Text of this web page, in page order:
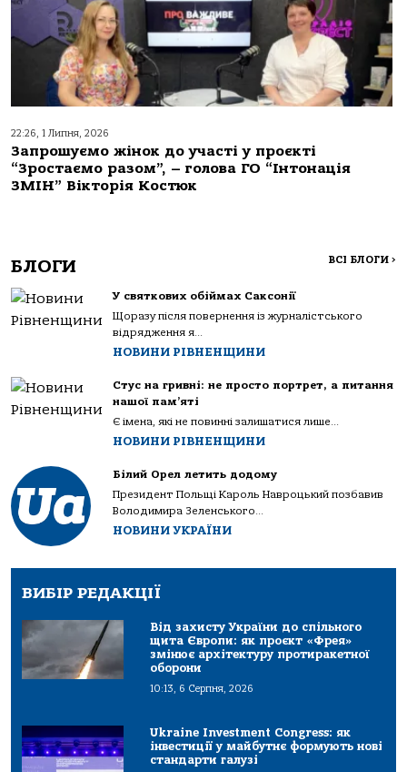
22:26, 1 Липня, 2026
Запрошуємо жінок до участі у проєкті
“Зростаємо разом”, – голова ГО “Інтонація
ЗМІН” Вікторія Костюк
БЛОГИ ВСІ БЛОГИ >
У святкових обіймах Саксонії
Щоразу після повернення із журналістського
відрядження я...
НОВИНИ РІВНЕНЩИНИ
Стус на гривні: не просто портрет, а питання
нашої пам’яті
Є імена, які не повинні залишатися лише...
НОВИНИ РІВНЕНЩИНИ
Білий Орел летить додому
Президент Польщі Кароль Навроцький позбавив
Володимира Зеленського...
НОВИНИ УКРАЇНИ
ВИБІР РЕДАКЦІЇ
Від захисту України до спільного
щита Європи: як проєкт «Фрея»
змінює архітектуру протиракетної
оборони
10:13, 6 Серпня, 2026
Ukraine Investment Congress: як
інвестиції у майбутнє формують нові
стандарти галузі